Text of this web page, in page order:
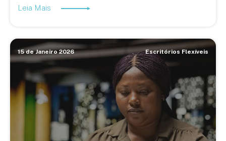
Leia Mais
15 de Janeiro 2026 Escritórios Flexíveis